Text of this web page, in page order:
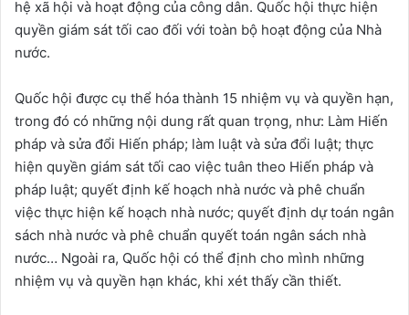
hệ xã hội và hoạt động của công dân. Quốc hội thực hiện
quyền giám sát tối cao đối với toàn bộ hoạt động của Nhà
nước.
Quốc hội được cụ thể hóa thành 15 nhiệm vụ và quyền hạn,
trong đó có những nội dung rất quan trọng, như: Làm Hiến
pháp và sửa đổi Hiến pháp; làm luật và sửa đổi luật; thực
hiện quyền giám sát tối cao việc tuân theo Hiến pháp và
pháp luật; quyết định kế hoạch nhà nước và phê chuẩn
việc thực hiện kế hoạch nhà nước; quyết định dự toán ngân
sách nhà nước và phê chuẩn quyết toán ngân sách nhà
nước… Ngoài ra, Quốc hội có thể định cho mình những
nhiệm vụ và quyền hạn khác, khi xét thấy cần thiết.